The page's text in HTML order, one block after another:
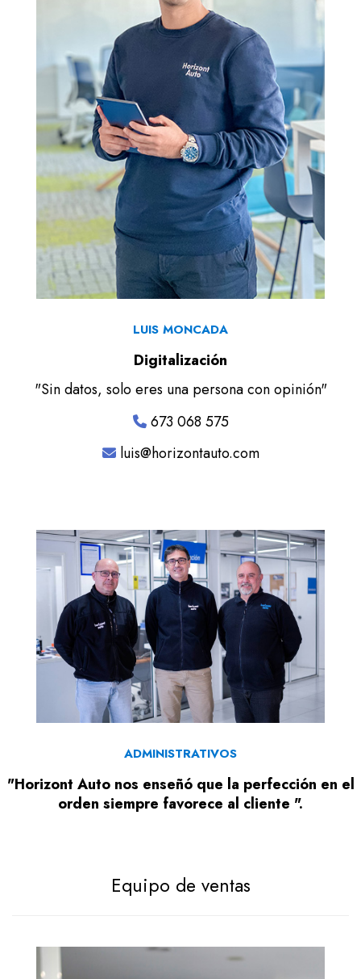
LUIS MONCADA
Digitalización
"Sin datos, solo eres una persona con opinión"
673 068 575
luis@horizontauto.com
ADMINISTRATIVOS
"Horizont Auto nos enseñó que la perfección en el
orden siempre favorece al cliente ".
Equipo de ventas